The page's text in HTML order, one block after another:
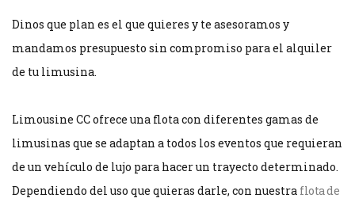
Dinos que plan es el que quieres y te asesoramos y
mandamos presupuesto sin compromiso para el alquiler
de tu limusina.
Limousine CC ofrece una flota con diferentes gamas de
limusinas que se adaptan a todos los eventos que requieran
de un vehículo de lujo para hacer un trayecto determinado.
Dependiendo del uso que quieras darle, con nuestra flota de